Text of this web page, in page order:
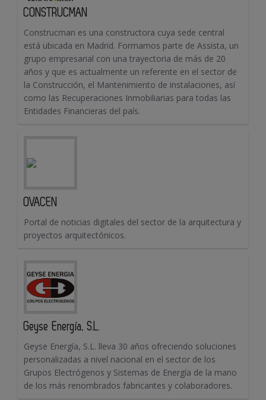
CONSTRUCMAN
Construcman es una constructora cuya sede central
está ubicada en Madrid. Formamos parte de Assista, un
grupo empresarial con una trayectoria de más de 20
años y que es actualmente un referente en el sector de
la Construcción, el Mantenimiento de instalaciones, así
como las Recuperaciones Inmobiliarias para todas las
Entidades Financieras del país.
OVACEN
Portal de noticias digitales del sector de la arquitectura y
proyectos arquitectónicos.
Geyse Energía, S.L.
Geyse Energía, S.L. lleva 30 años ofreciendo soluciones
personalizadas a nivel nacional en el sector de los
Grupos Electrógenos y Sistemas de Energía de la mano
de los más renombrados fabricantes y colaboradores.